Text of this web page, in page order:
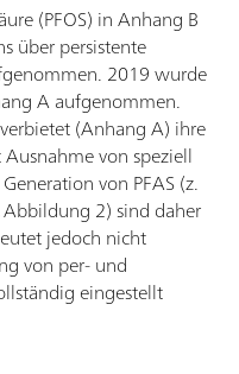
(PFOS) in Anhang B
über persistente
2019 wurde
A aufgenommen.
(Anhang A) ihre
von speziell
von PFAS (z.
Abbildung 2) sind daher
jedoch nicht
von per- und
eingestellt